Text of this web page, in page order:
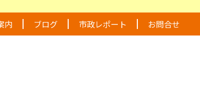
内 ブログ 市政レポート お問合せ